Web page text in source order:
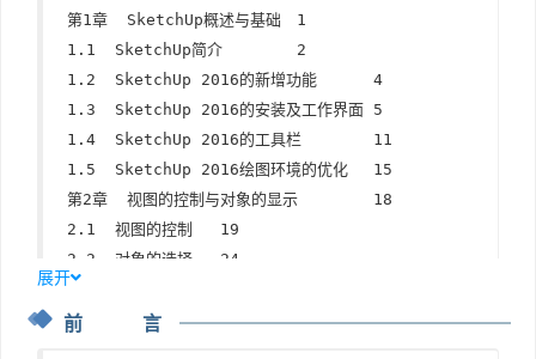
第1章  SketchUp概述与基础	1
1.1  SketchUp简介	2
1.2  SketchUp 2016的新增功能	4
1.3  SketchUp 2016的安装及工作界面	5
1.4  SketchUp 2016的工具栏	11
1.5  SketchUp 2016绘图环境的优化	15
第2章  视图的控制与对象的显示	18
2.1  视图的控制	19
2.2  对象的选择	24
第3章  绘图工具的应用	41
展开
前 言